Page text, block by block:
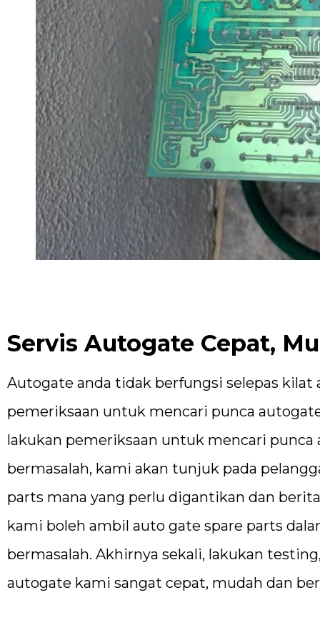
Servis Autogate Cepat,
Autogate anda tidak berfungsi selepas
pemeriksaan untuk mencari punca
lakukan pemeriksaan untuk mencari
bermasalah, kami akan tunjuk pada
parts mana yang perlu digantikan dan
kami boleh ambil auto gate spare parts
bermasalah. Akhirnya sekali, lakukan
autogate kami sangat cepat, mudah dan